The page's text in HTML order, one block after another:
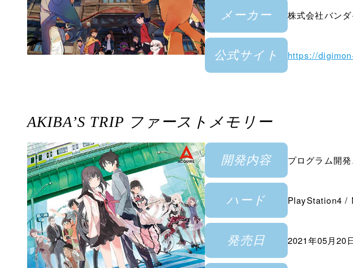
メーカー 株式会社バン
公式サイト https://
AKIBA’S TRIP ファーストメモリー
開発内容 プログラム開
ハード PlayStation4 /
発売日 2021年05月20